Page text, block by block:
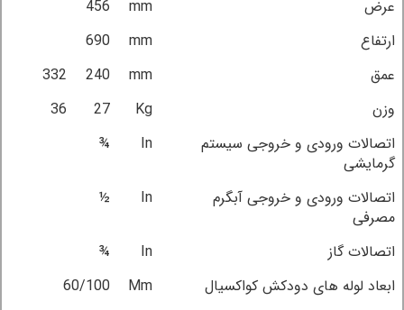
عرض
mm
456
ارتفاع
mm
690
عمق
mm
240
332
وزن
Kg
27
36
اتصالات ورودی و خروجی سیستم
گرمایشی
In
¾
اتصالات ورودی و خروجی آبگرم
مصرفی
In
½
اتصالات گاز In
¾
ابعاد لوله های دودکش کواکسیال
Mm
60/100